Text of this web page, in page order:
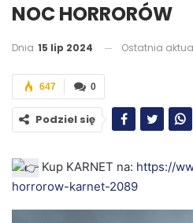
NOC HORRORÓW
Dnia 15 lip 2024 Ostatnia
0
647
Podziel się
Kup KARNET na: https://
horrorow-karnet-2089